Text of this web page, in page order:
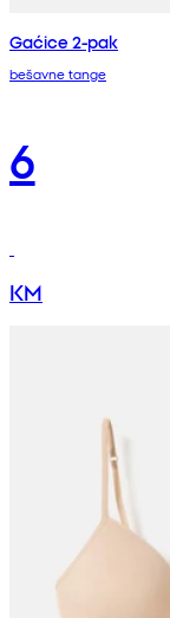
Gaćice 2-pak
bešavne tange
6
KM